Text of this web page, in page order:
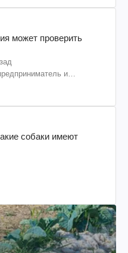
может проверить
и
собаки имеют